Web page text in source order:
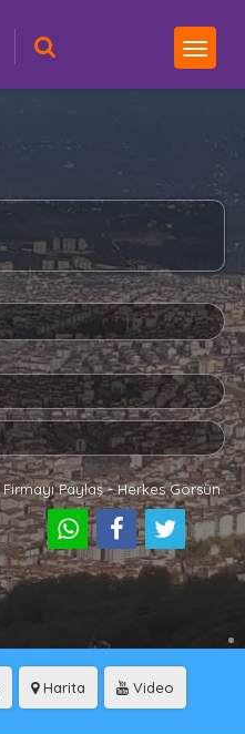
Firmayı Paylaş - Herkes Görsün
Harita Video